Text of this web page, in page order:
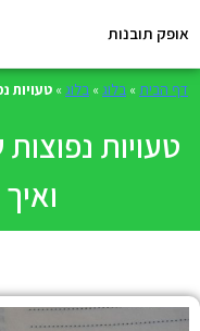
אופק תובנות
דף הבית » בלוג » בלוג » טעויות
טעויות